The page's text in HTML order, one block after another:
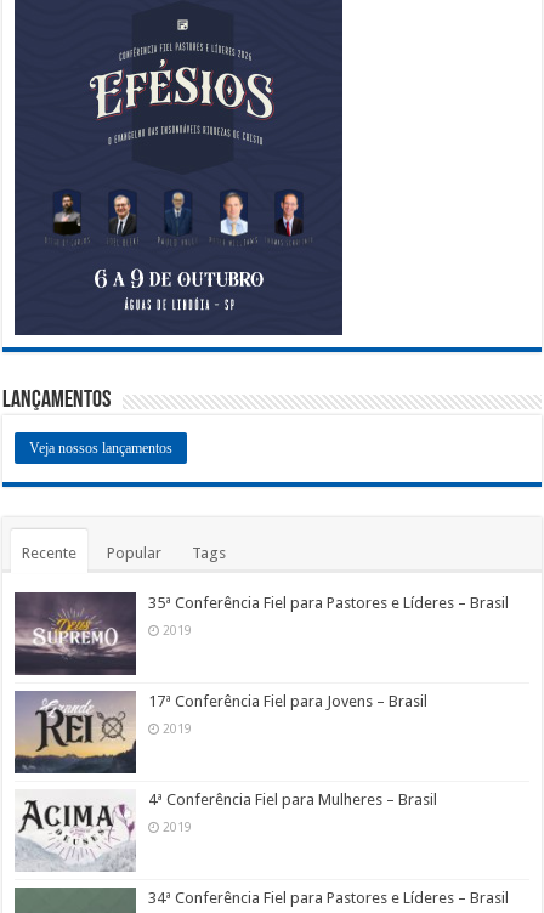
Lançamentos
Veja nossos lançamentos
Recente Popular Tags
35ª Conferência Fiel para Pastores e Líderes – Brasil
2019
17ª Conferência Fiel para Jovens – Brasil
2019
4ª Conferência Fiel para Mulheres – Brasil
2019
34ª Conferência Fiel para Pastores e Líderes – Brasil